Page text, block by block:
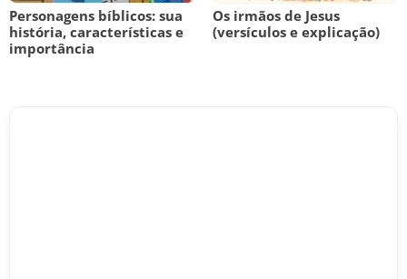
Personagens bíblicos: sua
história, características e
importância
Os irmãos de Jesus
(versículos e explicação)